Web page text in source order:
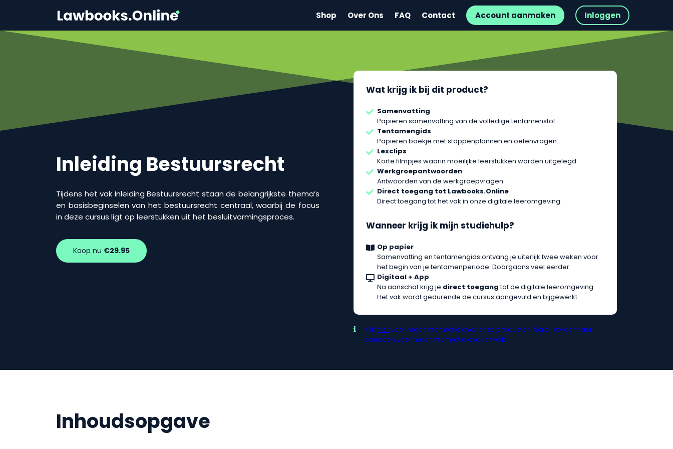
Shop Over Ons FAQ Contact Account aanmaken Inloggen
Inleiding Bestuursrecht
Tijdens het vak Inleiding Bestuursrecht staan de belangrijkste thema’s
en basisbeginselen van het bestuursrecht centraal, waarbij de focus
in deze cursus ligt op leerstukken uit het besluitvormingsproces.
Koop nu €29.95
Wat krijg ik bij dit product?
Samenvatting
Papieren samenvatting van de volledige tentamenstof.
Tentamengids
Papieren boekje met stappenplannen en oefenvragen.
Lexclips
Korte filmpjes waarin moeilijke leerstukken worden uitgelegd.
Werkgroepantwoorden
Antwoorden van de werkgroepvragen.
Direct toegang tot Lawbooks.Online
Direct toegang tot het vak in onze digitale leeromgeving.
Wanneer krijg ik mijn studiehulp?
Op papier
Samenvatting en tentamengids ontvang je uiterlijk twee weken voor
het begin van je tentamenperiode. Doorgaans veel eerder.
Digitaal + App
Na aanschaf krijg je direct toegangtot de digitale leeromgeving.
Het vak wordt gedurende de cursus aangevuld en bijgewerkt.
Klikhiervoor meer informatie over onze producten. Scroll verder naar
beneden voor meer informatie over dit vak.
Inhoudsopgave